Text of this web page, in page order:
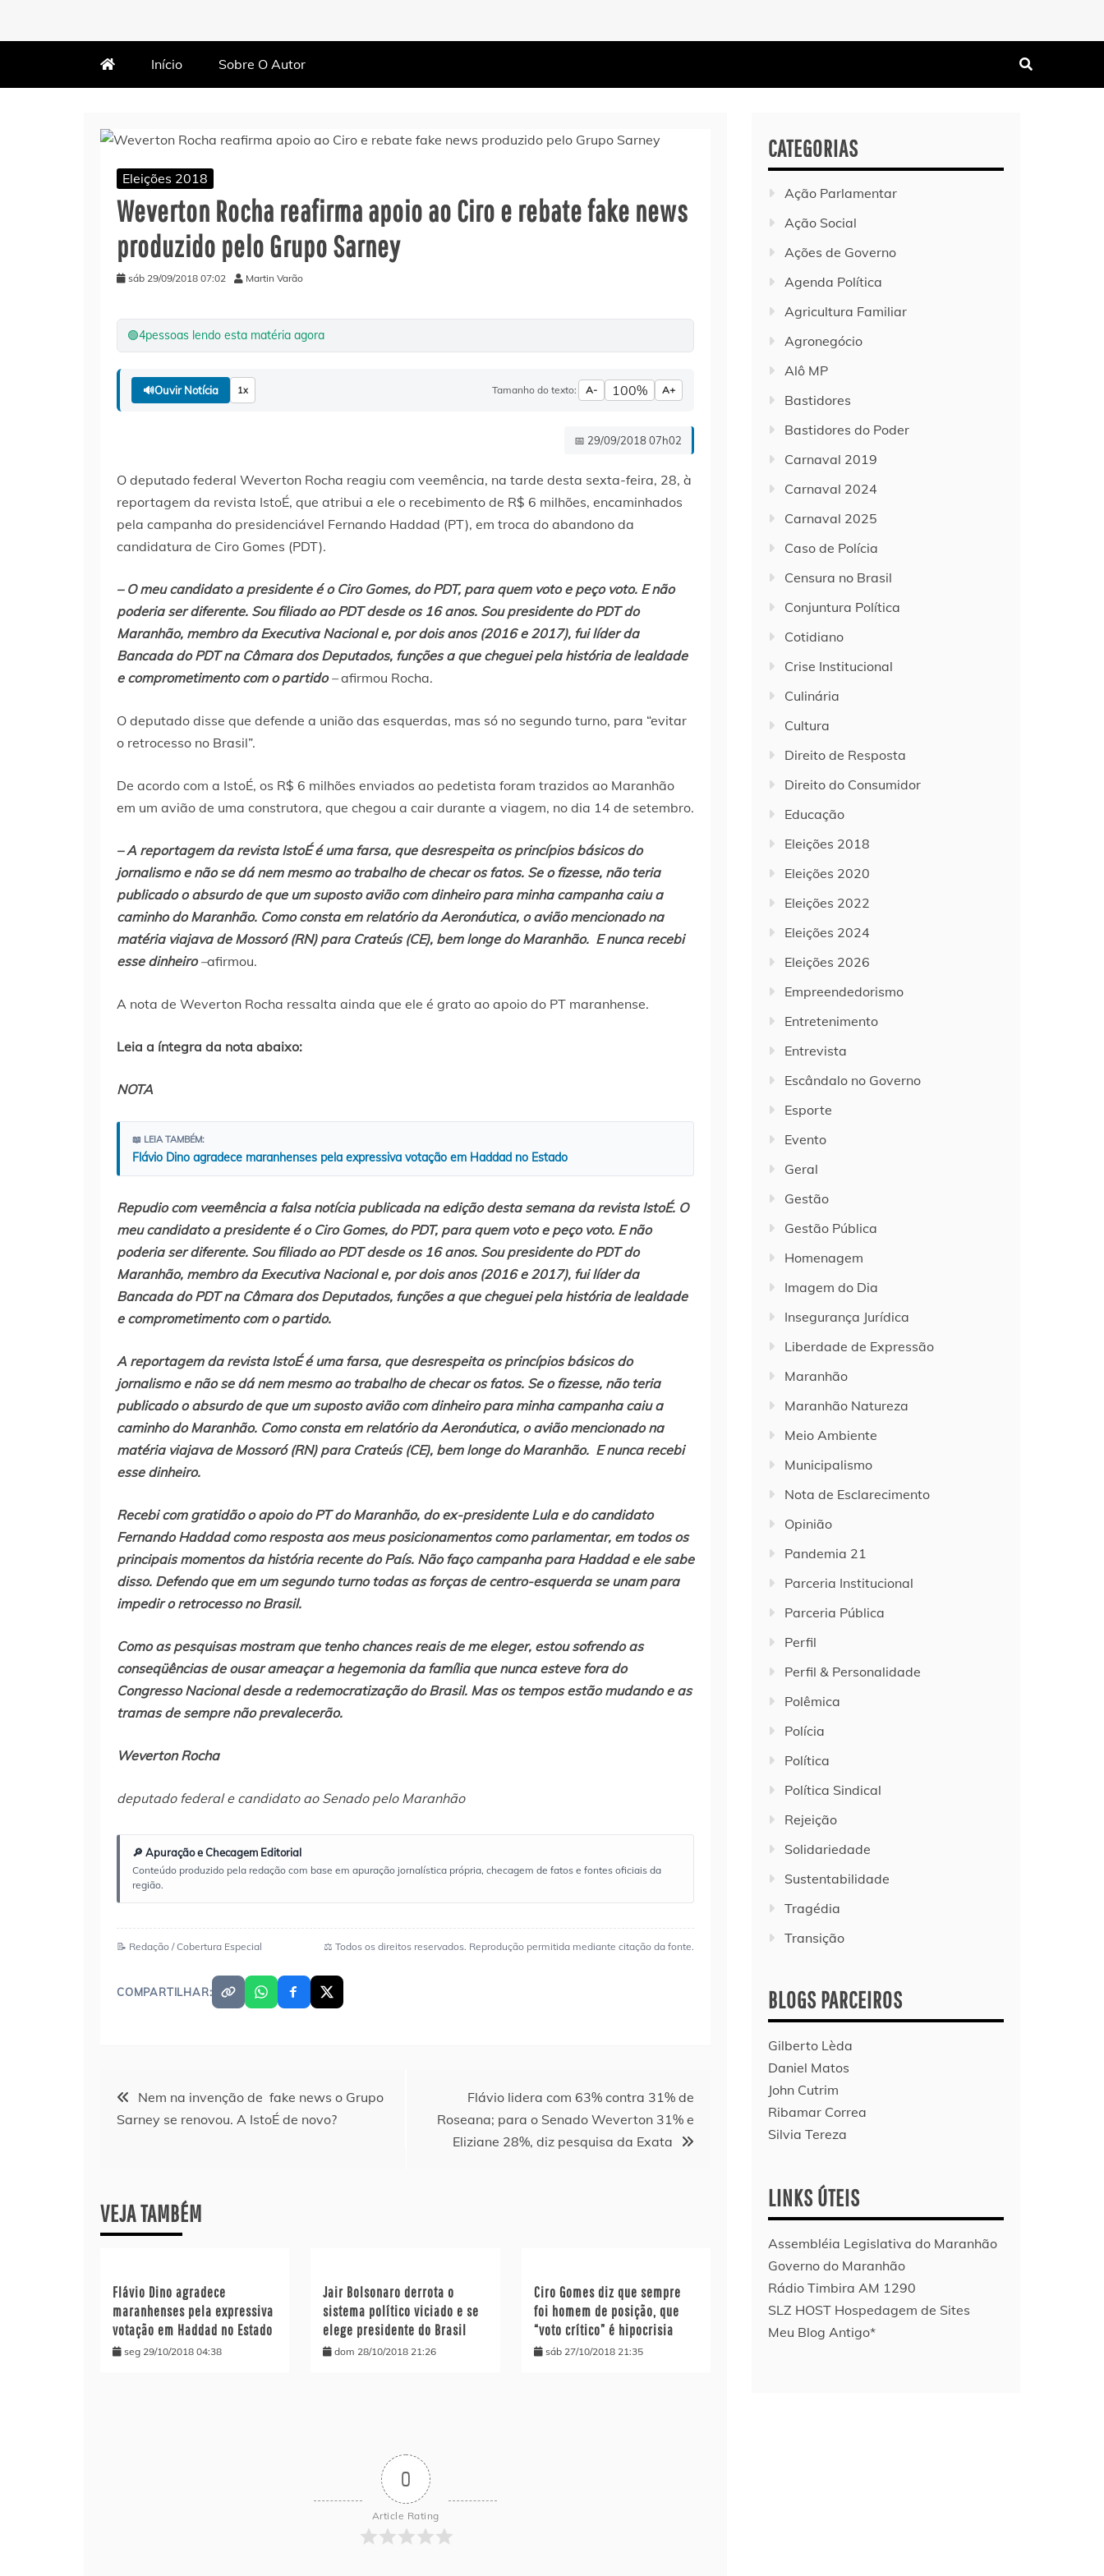
Início Sobre O Autor
Eleições 2018
Weverton Rocha reafirma apoio ao Ciro e rebate fake news
produzido pelo Grupo Sarney
sáb 29/09/2018 07:02 Martin Varão
🟢4pessoas lendo esta matéria agora
🔊Ouvir Notícia 1x Tamanho do texto: A- 100% A+
📅 29/09/2018 07h02
O deputado federal Weverton Rocha reagiu com veemência, na tarde desta sexta-feira, 28, à
reportagem da revista IstoÉ, que atribui a ele o recebimento de R$ 6 milhões, encaminhados
pela campanha do presidenciável Fernando Haddad (PT), em troca do abandono da
candidatura de Ciro Gomes (PDT).
– O meu candidato a presidente é o Ciro Gomes, do PDT, para quem voto e peço voto. E não
poderia ser diferente. Sou filiado ao PDT desde os 16 anos. Sou presidente do PDT do
Maranhão, membro da Executiva Nacional e, por dois anos (2016 e 2017), fui líder da
Bancada do PDT na Câmara dos Deputados, funções a que cheguei pela história de lealdade
e comprometimento com o partido–afirmou Rocha.
O deputado disse que defende a união das esquerdas, mas só no segundo turno, para “evitar
o retrocesso no Brasil”.
De acordo com a IstoÉ, os R$ 6 milhões enviados ao pedetista foram trazidos ao Maranhão
em um avião de uma construtora, que chegou a cair durante a viagem, no dia 14 de setembro.
– A reportagem da revista IstoÉ é uma farsa, que desrespeita os princípios básicos do
jornalismo e não se dá nem mesmo ao trabalho de checar os fatos. Se o fizesse, não teria
publicado o absurdo de que um suposto avião com dinheiro para minha campanha caiu a
caminho do Maranhão. Como consta em relatório da Aeronáutica, o avião mencionado na
matéria viajava de Mossoró (RN) para Crateús (CE), bem longe do Maranhão. E nunca recebi
esse dinheiro–afirmou.
A nota de Weverton Rocha ressalta ainda que ele é grato ao apoio do PT maranhense.
Leia a íntegra da nota abaixo:
NOTA
📖 LEIA TAMBÉM:
Flávio Dino agradece maranhenses pela expressiva votação em Haddad no Estado
Repudio com veemência a falsa notícia publicada na edição desta semana da revista IstoÉ. O
meu candidato a presidente é o Ciro Gomes, do PDT, para quem voto e peço voto. E não
poderia ser diferente. Sou filiado ao PDT desde os 16 anos. Sou presidente do PDT do
Maranhão, membro da Executiva Nacional e, por dois anos (2016 e 2017), fui líder da
Bancada do PDT na Câmara dos Deputados, funções a que cheguei pela história de lealdade
e comprometimento com o partido.
A reportagem da revista IstoÉ é uma farsa, que desrespeita os princípios básicos do
jornalismo e não se dá nem mesmo ao trabalho de checar os fatos. Se o fizesse, não teria
publicado o absurdo de que um suposto avião com dinheiro para minha campanha caiu a
caminho do Maranhão. Como consta em relatório da Aeronáutica, o avião mencionado na
matéria viajava de Mossoró (RN) para Crateús (CE), bem longe do Maranhão. E nunca recebi
esse dinheiro.
Recebi com gratidão o apoio do PT do Maranhão, do ex-presidente Lula e do candidato
Fernando Haddad como resposta aos meus posicionamentos como parlamentar, em todos os
principais momentos da história recente do País. Não faço campanha para Haddad e ele sabe
disso. Defendo que em um segundo turno todas as forças de centro-esquerda se unam para
impedir o retrocesso no Brasil.
Como as pesquisas mostram que tenho chances reais de me eleger, estou sofrendo as
conseqüências de ousar ameaçar a hegemonia da família que nunca esteve fora do
Congresso Nacional desde a redemocratização do Brasil. Mas os tempos estão mudando e as
tramas de sempre não prevalecerão.
Weverton Rocha
deputado federal e candidato ao Senado pelo Maranhão
🔎 Apuração e Checagem Editorial
Conteúdo produzido pela redação com base em apuração jornalística própria, checagem de fatos e fontes oficiais da
região.
📝 Redação / Cobertura Especial ⚖️ Todos os direitos reservados. Reprodução permitida mediante citação da fonte.
COMPARTILHAR:
Navegação
Nem na invenção de fake news o Grupo
Sarney se renovou. A IstoÉ de novo?
Flávio lidera com 63% contra 31% de
Roseana; para o Senado Weverton 31% e
Eliziane 28%, diz pesquisa da Exata
VEJA TAMBÉM
Flávio Dino agradece
maranhenses pela expressiva
votação em Haddad no Estado
seg 29/10/2018 04:38
Jair Bolsonaro derrota o
sistema político viciado e se
elege presidente do Brasil
dom 28/10/2018 21:26
Ciro Gomes diz que sempre
foi homem de posição, que
“voto crítico” é hipocrisia
sáb 27/10/2018 21:35
0
Article Rating
CATEGORIAS
Ação Parlamentar
Ação Social
Ações de Governo
Agenda Política
Agricultura Familiar
Agronegócio
Alô MP
Bastidores
Bastidores do Poder
Carnaval 2019
Carnaval 2024
Carnaval 2025
Caso de Polícia
Censura no Brasil
Conjuntura Política
Cotidiano
Crise Institucional
Culinária
Cultura
Direito de Resposta
Direito do Consumidor
Educação
Eleições 2018
Eleições 2020
Eleições 2022
Eleições 2024
Eleições 2026
Empreendedorismo
Entretenimento
Entrevista
Escândalo no Governo
Esporte
Evento
Geral
Gestão
Gestão Pública
Homenagem
Imagem do Dia
Insegurança Jurídica
Liberdade de Expressão
Maranhão
Maranhão Natureza
Meio Ambiente
Municipalismo
Nota de Esclarecimento
Opinião
Pandemia 21
Parceria Institucional
Parceria Pública
Perfil
Perfil & Personalidade
Polêmica
Polícia
Política
Política Sindical
Rejeição
Solidariedade
Sustentabilidade
Tragédia
Transição
BLOGS PARCEIROS
Gilberto Lèda
Daniel Matos
John Cutrim
Ribamar Correa
Silvia Tereza
LINKS ÚTEIS
Assembléia Legislativa do Maranhão
Governo do Maranhão
Rádio Timbira AM 1290
SLZ HOST Hospedagem de Sites
Meu Blog Antigo*